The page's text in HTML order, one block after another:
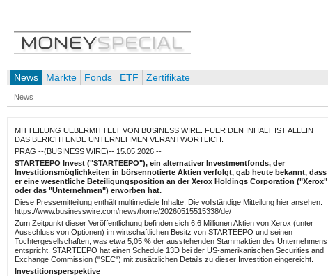
News Märkte Fonds ETF Zertifikate
News
MITTEILUNG UEBERMITTELT VON BUSINESS WIRE. FUER DEN INHALT IST ALLEIN
DAS BERICHTENDE UNTERNEHMEN VERANTWORTLICH.
PRAG --(BUSINESS WIRE)-- 15.05.2026 --
STARTEEPO Invest ("STARTEEPO"), ein alternativer Investmentfonds, der
Investitionsmöglichkeiten in börsennotierte Aktien verfolgt, gab heute bekannt, dass
er eine wesentliche Beteiligungsposition an der Xerox Holdings Corporation ("Xerox"
oder das "Unternehmen") erworben hat.
Diese Pressemitteilung enthält multimediale Inhalte. Die vollständige Mitteilung hier ansehen:
https://www.businesswire.com/news/home/20260515515338/de/
Zum Zeitpunkt dieser Veröffentlichung befinden sich 6,6 Millionen Aktien von Xerox (unter
Ausschluss von Optionen) im wirtschaftlichen Besitz von STARTEEPO und seinen
Tochtergesellschaften, was etwa 5,05 % der ausstehenden Stammaktien des Unternehmens
entspricht. STARTEEPO hat einen Schedule 13D bei der US-amerikanischen Securities and
Exchange Commission ("SEC") mit zusätzlichen Details zu dieser Investition eingereicht.
Investitionsperspektive